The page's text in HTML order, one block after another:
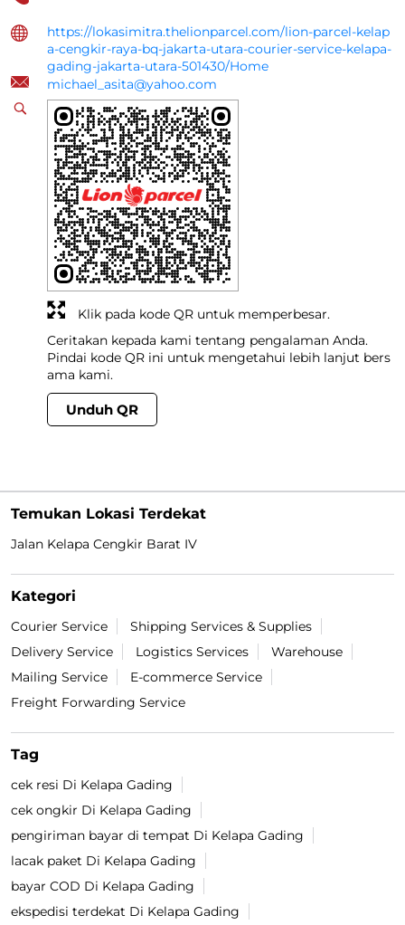
https://lokasimitra.thelionparcel.com/lion-parcel-kelap
a-cengkir-raya-bq-jakarta-utara-courier-service-kelapa-
gading-jakarta-utara-501430/Home
michael_asita@yahoo.com
Ceritakan kepada kami tentang pengalaman Anda.
Pindai kode QR ini untuk mengetahui lebih lanjut bers
ama kami.
Unduh QR
Klik pada kode QR untuk memperbesar.
Temukan Lokasi Terdekat
Jalan Kelapa Cengkir Barat IV
Kategori
Courier Service
Shipping Services & Supplies
Delivery Service
Logistics Services
Warehouse
Mailing Service
E-commerce Service
Freight Forwarding Service
Tag
cek resi Di Kelapa Gading
cek ongkir Di Kelapa Gading
pengiriman bayar di tempat Di Kelapa Gading
lacak paket Di Kelapa Gading
bayar COD Di Kelapa Gading
ekspedisi terdekat Di Kelapa Gading